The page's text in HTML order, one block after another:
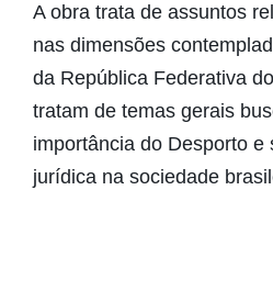
A obra trata de assuntos
nas dimensões
da República Federativa
tratam de temas gerais
importância do Desporto e
jurídica na sociedade